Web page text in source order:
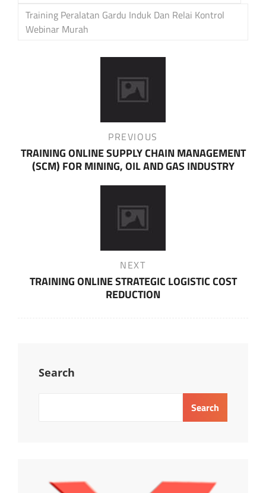
Training Peralatan Gardu Induk Dan Relai Kontrol
Webinar Murah
Post
PREVIOUS
TRAINING ONLINE SUPPLY CHAIN MANAGEMENT
(SCM) FOR MINING, OIL AND GAS INDUSTRY
Post
NEXT
TRAINING ONLINE STRATEGIC LOGISTIC COST
REDUCTION
Search
Search